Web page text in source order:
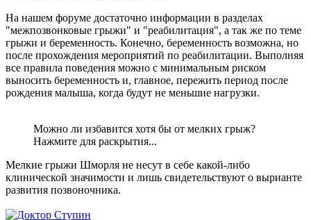
На нашем форуме достаточно информации в разделах
"межпозвонковые грыжи" и "реабилитация", а так же по теме
грыжи и беременность. Конечно, беременность возможна, но
после прохождения мероприятий по реабилитации. Выполняя
все правила поведения можно с минимальным риском
выносить беременность и, главное, пережить период после
рождения малыша, когда будут не меньшие нагрузки.
Можно ли избавится хотя бы от мелких грыж?
Нажмите для раскрытия...
Мелкие грыжи Шморля не несут в себе какой-либо
клинической значимости и лишь свидетельствуют о вырианте
развития позвоночника.